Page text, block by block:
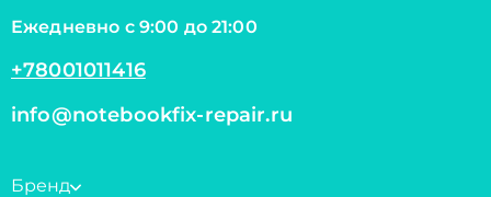
Ежедневно с 9:00 до 21:00
+78001011416
info@notebookfix-repair.ru
Бренд